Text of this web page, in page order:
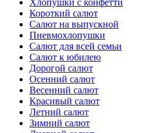
Хлопушки с конфетти
Короткий салют
Салют на выпускной
Пневмохлопушки
Салют для всей семьи
Салют к юбилею
Дорогой салют
Осенний салют
Весенний салют
Красивый салют
Летний салют
Зимний салют